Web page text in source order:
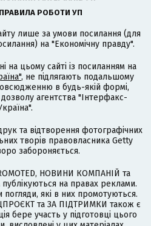
РОБОТИ УП
лише за умови посилання (для
на "Економічну правду".
на цьому сайті із посиланням на
, не підлягають подальшому
в будь-якій формі,
агентства "Інтерфакс-
та відтворення фотографічних
творів правовласника Getty
забороняється.
НОВИНИ КОМПАНІЙ та
на правах реклами.
які в них промотуються.
та ЗА ПІДТРИМКИ також є
бере участь у підготовці цього